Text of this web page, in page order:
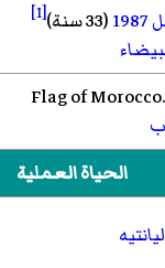
1987(33 سنة) [1]
الحياة العملية